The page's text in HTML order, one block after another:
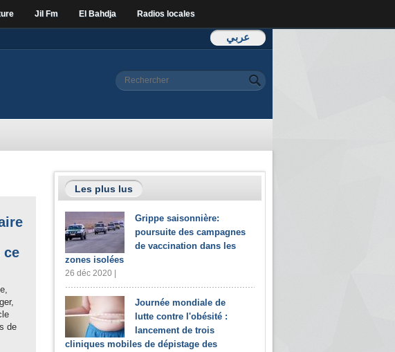
Jil Fm El Bahdja Radios locales
عربي
Formulaire de
Rechercher
ce
de
Les plus lus
Grippe saisonnière:
poursuite des campagnes
de vaccination dans les
zones isolées
26 déc 2020 |
Journée mondiale de
lutte contre l'obésité :
lancement de trois
cliniques mobiles de dépistage des